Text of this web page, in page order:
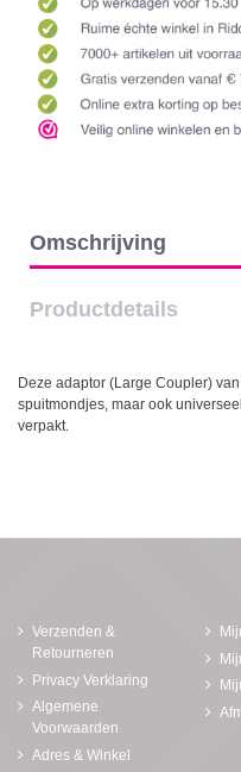
Omschrijving
Productdetails
Deze adaptor (Large Coupler)
spuitmondjes, maar ook
verpakt.
Verzenden &
Retourneren
Privacy Verklaring
Algemene
Voorwaarden
Adres & Winkel